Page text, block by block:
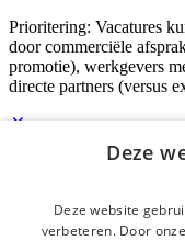
Prioritering: Vacatures
door commerciële
promotie), werkgevers
directe partners (versus
Inloggen als bedrijf
E-mail*
Deze
Deze website
verbeteren. Door